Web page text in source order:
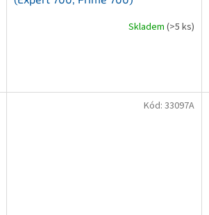
Skladem (>5 ks)
Kód: 33097A